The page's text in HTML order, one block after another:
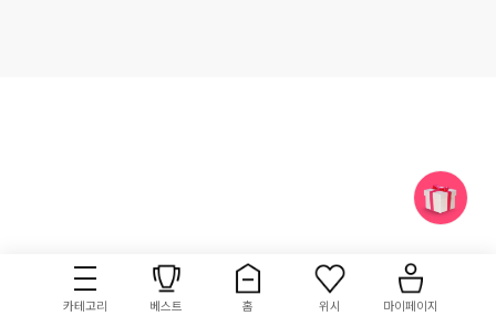
카테고리 베스트 홈 위시 마이페이지